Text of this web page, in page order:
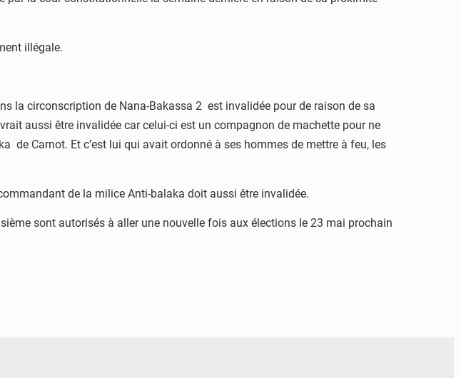
illégale.
la circonscription de Nana-Bakassa 2 est invalidée pour de raison de sa
aussi être invalidée car celui-ci est un compagnon de machette pour ne
de Carnot. Et c’est lui qui avait ordonné à ses hommes de mettre à feu, les
de la milice Anti-balaka doit aussi être invalidée.
sont autorisés à aller une nouvelle fois aux élections le 23 mai prochain